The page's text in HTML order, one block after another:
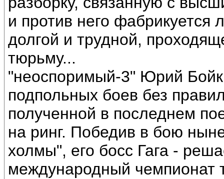
и против него
долгой и трудной,
тюрьму...
"неоспоримый-3" Юрий
подпольных боев без
полученной в последнем
на ринг. Победив в бою
холмы", его босс Гага -
международный чемпионат